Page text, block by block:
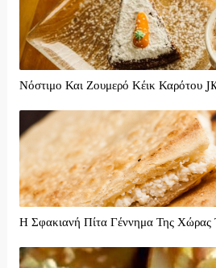
Νόστιμο Και Ζουμερό Κέικ Καρότου
Η Σφακιανή Πίτα Γέννημα Της